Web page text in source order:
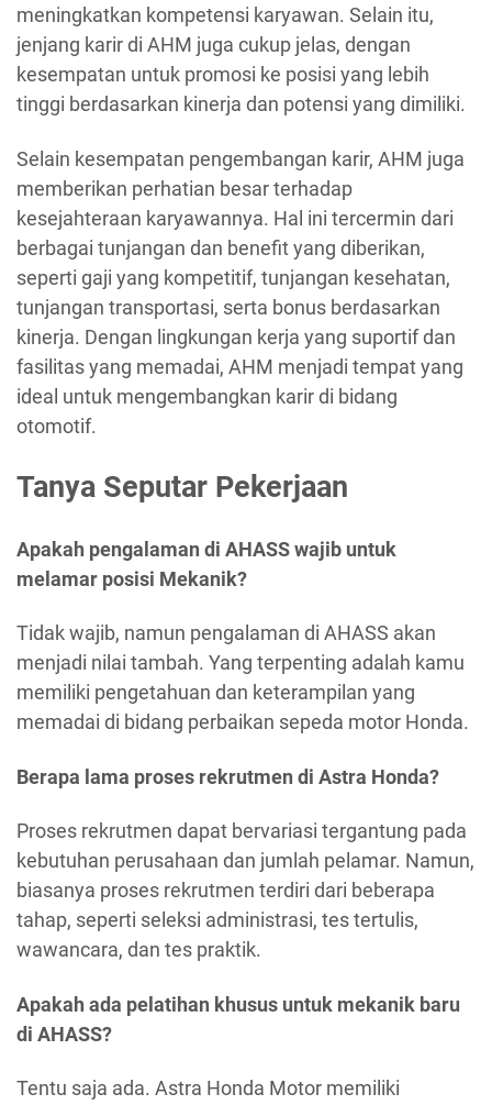
meningkatkan kompetensi karyawan. Selain itu,
jenjang karir di AHM juga cukup jelas, dengan
kesempatan untuk promosi ke posisi yang lebih
tinggi berdasarkan kinerja dan potensi yang dimiliki.
Selain kesempatan pengembangan karir, AHM juga
memberikan perhatian besar terhadap
kesejahteraan karyawannya. Hal ini tercermin dari
berbagai tunjangan dan benefit yang diberikan,
seperti gaji yang kompetitif, tunjangan kesehatan,
tunjangan transportasi, serta bonus berdasarkan
kinerja. Dengan lingkungan kerja yang suportif dan
fasilitas yang memadai, AHM menjadi tempat yang
ideal untuk mengembangkan karir di bidang
otomotif.
Tanya Seputar Pekerjaan
Apakah pengalaman di AHASS wajib untuk
melamar posisi Mekanik?
Tidak wajib, namun pengalaman di AHASS akan
menjadi nilai tambah. Yang terpenting adalah kamu
memiliki pengetahuan dan keterampilan yang
memadai di bidang perbaikan sepeda motor Honda.
Berapa lama proses rekrutmen di Astra Honda?
Proses rekrutmen dapat bervariasi tergantung pada
kebutuhan perusahaan dan jumlah pelamar. Namun,
biasanya proses rekrutmen terdiri dari beberapa
tahap, seperti seleksi administrasi, tes tertulis,
wawancara, dan tes praktik.
Apakah ada pelatihan khusus untuk mekanik baru
di AHASS?
Tentu saja ada. Astra Honda Motor memiliki